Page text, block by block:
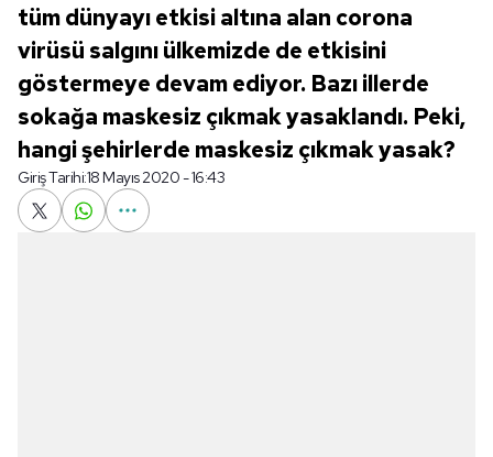
tüm dünyayı etkisi altına alan corona
virüsü salgını ülkemizde de etkisini
göstermeye devam ediyor. Bazı illerde
sokağa maskesiz çıkmak yasaklandı. Peki,
hangi şehirlerde maskesiz çıkmak yasak?
Giriş Tarihi:18 Mayıs 2020 - 16:43